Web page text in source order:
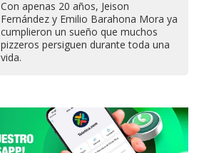
Con apenas 20 años, Jeison
Fernández y Emilio Barahona Mora ya
cumplieron un sueño que muchos
pizzeros persiguen durante toda una
vida.